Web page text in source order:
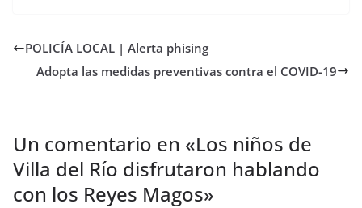
POLICÍA LOCAL | Alerta phising
Adopta las medidas preventivas contra el COVID-19
Un comentario en «Los niños de
Villa del Río disfrutaron hablando
con los Reyes Magos»